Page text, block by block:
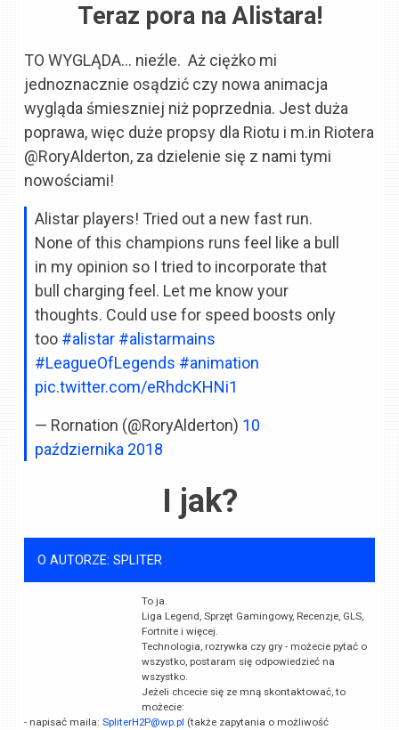
Teraz pora na Alistara!
TO WYGLĄDA… nieźle. Aż ciężko mi
jednoznacznie osądzić czy nowa animacja
wygląda śmieszniej niż poprzednia. Jest duża
poprawa, więc duże propsy dla Riotu i m.in Riotera
@RoryAlderton, za dzielenie się z nami tymi
nowościami!
Alistar players! Tried out a new fast run.
None of this champions runs feel like a bull
in my opinion so I tried to incorporate that
bull charging feel. Let me know your
thoughts. Could use for speed boosts only
too #alistar #alistarmains
#LeagueOfLegends #animation
pic.twitter.com/eRhdcKHNi1
— Rornation (@RoryAlderton) 10
października 2018
I jak?
O AUTORZE: SPLITER
To ja.
Liga Legend, Sprzęt Gamingowy, Recenzje, GLS,
Fortnite i więcej.
Technologia, rozrywka czy gry - możecie pytać o
wszystko, postaram się odpowiedzieć na
wszystko.
Jeżeli chcecie się ze mną skontaktować, to
możecie:
- napisać maila:SpliterH2P@wp.pl (także zapytania o możliwość